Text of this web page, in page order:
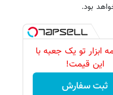
بود.
ابزار تو یک جعبه با
این قیمت!
ثبت سفارش